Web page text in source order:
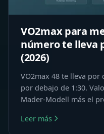
VO2max para
número te lleva
(2026)
VO2max 48 te lleva por
por debajo de 1:30.
Mader-Modell más el
Leer más